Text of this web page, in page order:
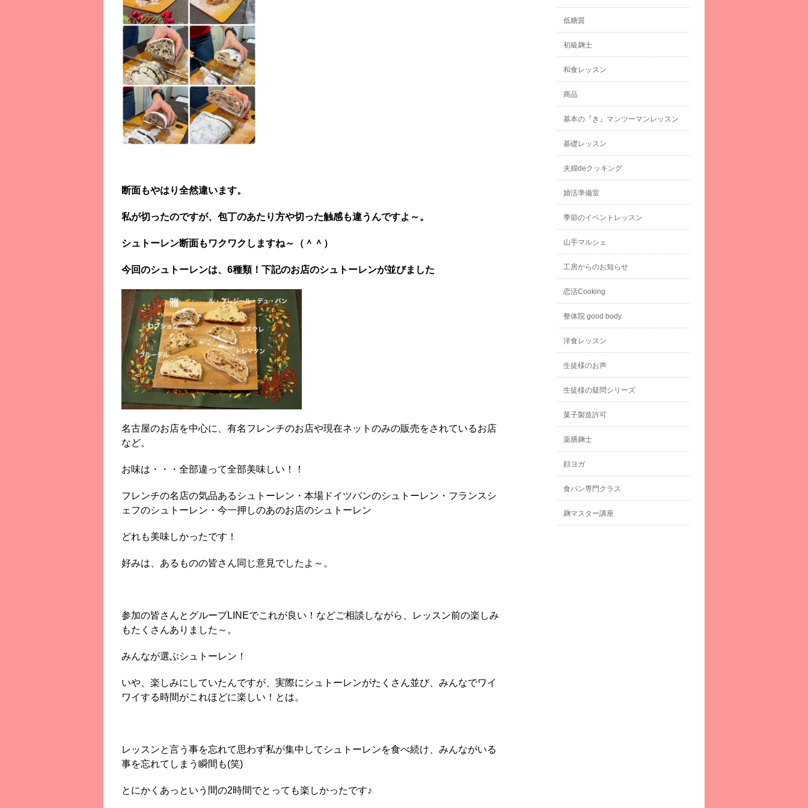
断面もやはり全然違います。
私が切ったのですが、包丁のあたり方や切った触感も違うんですよ～。
シュトーレン断面もワクワクしますね～（＾＾）
今回のシュトーレンは、6種類！下記のお店のシュトーレンが並びました
名古屋のお店を中心に、有名フレンチのお店や現在ネットのみの販売をされているお店
など。
お味は・・・全部違って全部美味しい！！
フレンチの名店の気品あるシュトーレン・本場ドイツパンのシュトーレン・フランスシ
ェフのシュトーレン・今一押しのあのお店のシュトーレン
どれも美味しかったです！
好みは、あるものの皆さん同じ意見でしたよ～。
参加の皆さんとグループLINEでこれが良い！などご相談しながら、レッスン前の楽しみ
もたくさんありました～。
みんなが選ぶシュトーレン！
いや、楽しみにしていたんですが、実際にシュトーレンがたくさん並び、みんなでワイ
ワイする時間がこれほどに楽しい！とは。
レッスンと言う事を忘れて思わず私が集中してシュトーレンを食べ続け、みんながいる
事を忘れてしまう瞬間も(笑)
とにかくあっという間の2時間でとっても楽しかったです♪
低糖質
初級麹士
和食レッスン
商品
基本の『き』マンツーマンレッスン
基礎レッスン
夫婦deクッキング
婚活準備室
季節のイベントレッスン
山手マルシェ
工房からのお知らせ
恋活Cooking
整体院 good body.
洋食レッスン
生徒様のお声
生徒様の疑問シリーズ
菓子製造許可
薬膳麹士
顔ヨガ
食パン専門クラス
麹マスター講座